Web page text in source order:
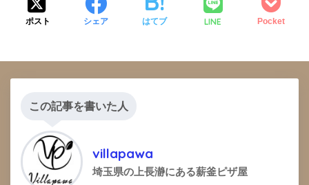
ポスト シェア はてブ LINE Pocket
この記事を書いた人
villapawa
埼玉県の上長瀞にある薪釜ピザ屋